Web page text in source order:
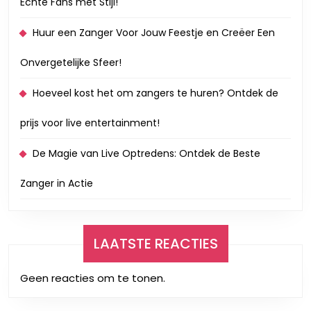
Huur een Zanger Voor Jouw Feestje en Creëer Een
Onvergetelijke Sfeer!
Hoeveel kost het om zangers te huren? Ontdek de
prijs voor live entertainment!
De Magie van Live Optredens: Ontdek de Beste
Zanger in Actie
LAATSTE REACTIES
Geen reacties om te tonen.